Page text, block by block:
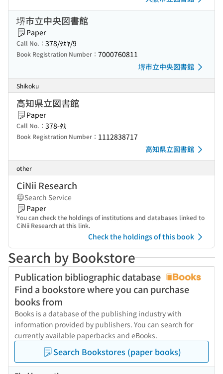
堺市立中央図書館
Paper
Call No.： 378/ﾀｶﾔ/9
Book Registration Number： 7000760811
堺市立中央図書館
Shikoku
高知県立図書館
Paper
Call No.： 378-ﾀｶ
Book Registration Number： 1112838717
高知県立図書館
other
CiNii Research
Search Service
Paper
You can check the holdings of institutions and databases linked to
CiNii Research at this link.
Check the holdings of this book
Search by Bookstore
Publication bibliographic database
Find a bookstore where you can purchase
books from
Books is a database of the publishing industry with
information provided by publishers. You can search for
currently available paperbacks and eBooks.
Search Bookstores (paper books)